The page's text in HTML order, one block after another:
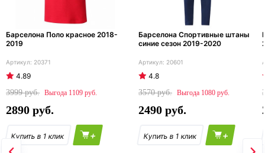
Барселона Поло красное 2018-
2019
20371
4.89
3999
1109
2890
+
Барселона Спортивные штаны
синие сезон 2019-2020
20601
4.8
3570
1080
2490
+